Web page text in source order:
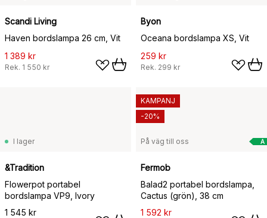
Scandi Living
Haven bordslampa 26 cm, Vit
1 389 kr
Rek. 1 550 kr
Byon
Oceana bordslampa XS, Vit
259 kr
Rek. 299 kr
I lager
&Tradition
Flowerpot portabel
bordslampa VP9, Ivory
1 545 kr
A
På väg till oss
Fermob
Balad2 portabel bordslampa,
Cactus (grön), 38 cm
1 592 kr
KAMPANJ
-20%